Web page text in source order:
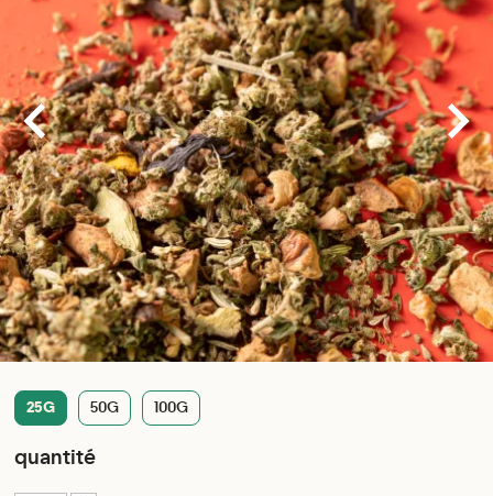
 
25G 50G 100G
quantité